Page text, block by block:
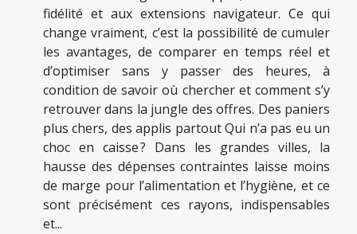
fidélité et aux extensions navigateur. Ce qui
change vraiment, c’est la possibilité de cumuler
les avantages, de comparer en temps réel et
d’optimiser sans y passer des heures, à
condition de savoir où chercher et comment s’y
retrouver dans la jungle des offres. Des paniers
plus chers, des applis partout Qui n’a pas eu un
choc en caisse ? Dans les grandes villes, la
hausse des dépenses contraintes laisse moins
de marge pour l’alimentation et l’hygiène, et ce
sont précisément ces rayons, indispensables
et...